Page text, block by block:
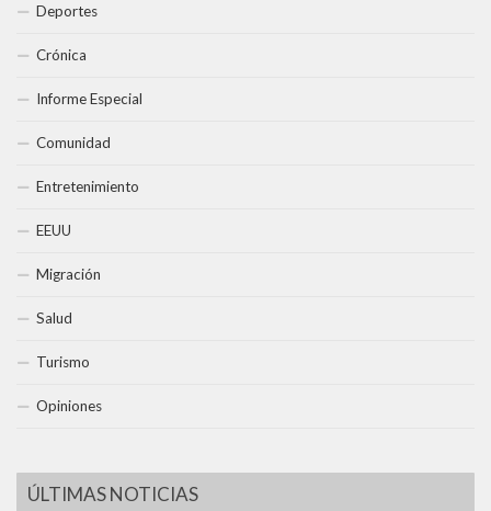
Deportes
Crónica
Informe Especial
Comunidad
Entretenimiento
EEUU
Migración
Salud
Turismo
Opiniones
ÚLTIMAS NOTICIAS